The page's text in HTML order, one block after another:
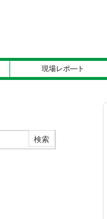
現場レポ―ト